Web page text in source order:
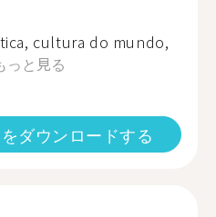
cultura do mundo,
っと見る
ダウンロードする